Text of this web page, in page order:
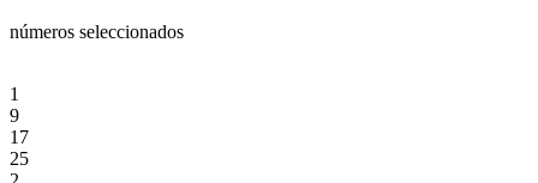
números seleccionados
1
9
17
25